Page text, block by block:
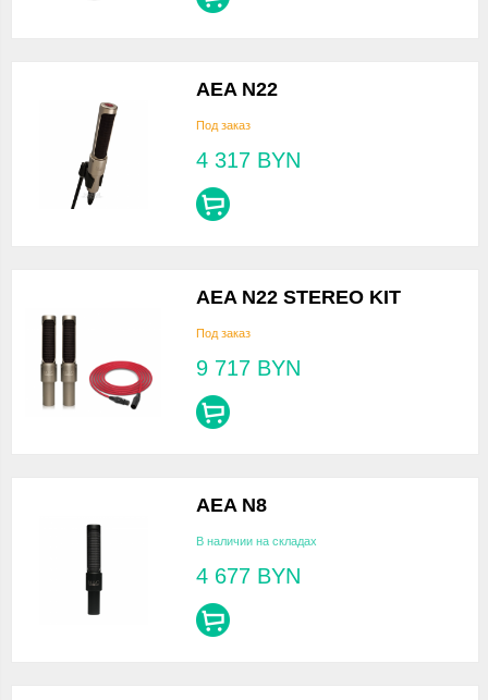
AEA N22
Под заказ
4 317 BYN
AEA N22 STEREO KIT
Под заказ
9 717 BYN
AEA N8
В наличии на складах
4 677 BYN